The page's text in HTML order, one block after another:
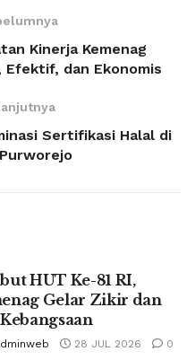
Kinerja Kemenag
dan Ekonomis
Sertifikasi Halal di
HUT Ke-81 RI,
Gelar Zikir dan
28 JUL 2026 0